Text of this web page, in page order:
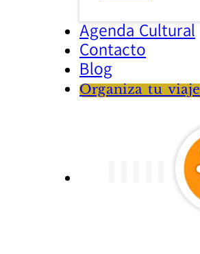
Agenda Cultural
Contacto
Blog
Organiza tu viaje